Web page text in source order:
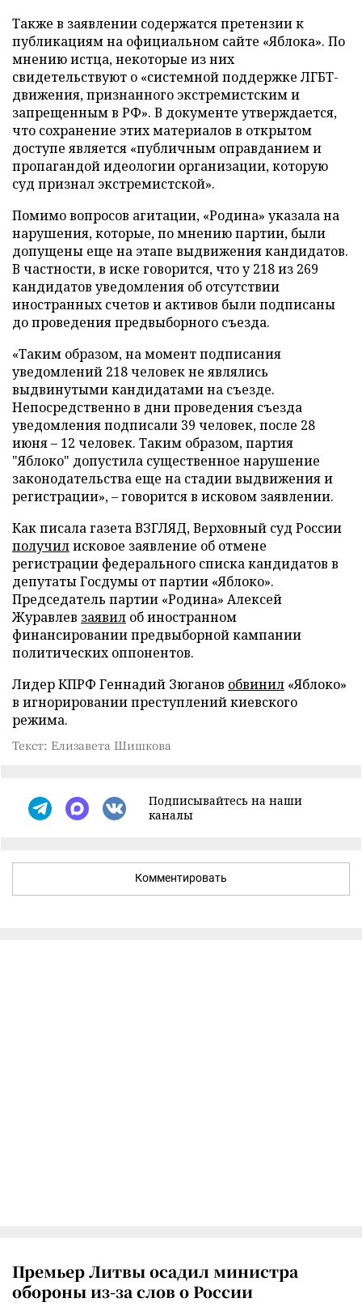
Также в заявлении содержатся претензии к
публикациям на официальном сайте «Яблока». По
мнению истца, некоторые из них
свидетельствуют о «системной поддержке ЛГБТ-
движения, признанного экстремистским и
запрещенным в РФ». В документе утверждается,
что сохранение этих материалов в открытом
доступе является «публичным оправданием и
пропагандой идеологии организации, которую
суд признал экстремистской».
Помимо вопросов агитации, «Родина» указала на
нарушения, которые, по мнению партии, были
допущены еще на этапе выдвижения кандидатов.
В частности, в иске говорится, что у 218 из 269
кандидатов уведомления об отсутствии
иностранных счетов и активов были подписаны
до проведения предвыборного съезда.
«Таким образом, на момент подписания
уведомлений 218 человек не являлись
выдвинутыми кандидатами на съезде.
Непосредственно в дни проведения съезда
уведомления подписали 39 человек, после 28
июня – 12 человек. Таким образом, партия
"Яблоко" допустила существенное нарушение
законодательства еще на стадии выдвижения и
регистрации», – говорится в исковом заявлении.
Как писала газета ВЗГЛЯД, Верховный суд России
получилисковое заявление об отмене
регистрации федерального списка кандидатов в
депутаты Госдумы от партии «Яблоко».
Председатель партии «Родина» Алексей
Журавлев заявил об иностранном
финансировании предвыборной кампании
политических оппонентов.
Лидер КПРФ Геннадий Зюганов обвинил «Яблоко»
в игнорировании преступлений киевского
режима.
Текст: Елизавета Шишкова
Подписывайтесь на наши
каналы
Комментировать
Премьер Литвы осадил министра
обороны из-за слов о России